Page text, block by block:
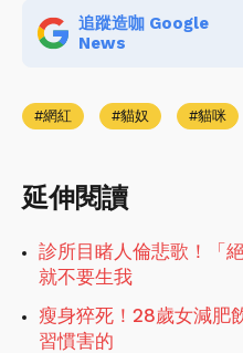
追蹤造咖 Google
News
網紅 貓奴 貓咪
延伸閱讀
診所目睹人倫悲歌！「
就不要生我
瘦身猝死！28歲女減肥
習慣害的